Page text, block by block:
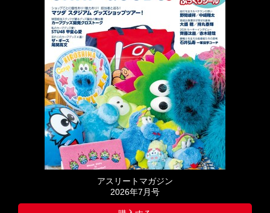
アスリートマガジン
2026年7月号